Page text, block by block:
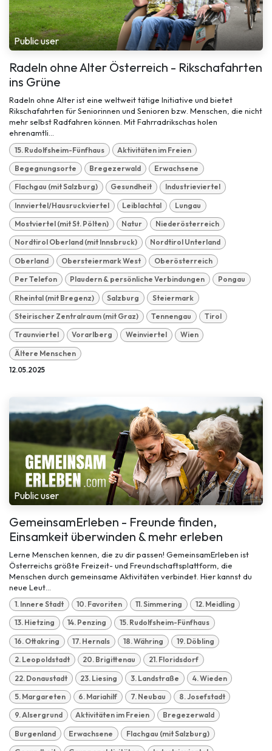
Public user
Radeln ohne Alter Österreich - Rikschafahrten
ins Grüne
Radeln ohne Alter ist eine weltweit tätige Initiative und bietet
Rikschafahrten für Seniorinnen und Senioren bzw. Menschen, die nicht
mehr selbst Radfahren können. Mit Fahrradrikschas holen
ehrenamtli...
15. Rudolfsheim-Fünfhaus Aktivitäten im Freien
Begegnungsorte Bregezerwald Erwachsene
Flachgau (mit Salzburg) Gesundheit Industrieviertel
Innviertel/Hausruckviertel Leiblachtal Lungau
Mostviertel (mit St. Pölten) Natur Niederösterreich
Nordtirol Oberland (mit Innsbruck) Nordtirol Unterland
Oberland Obersteiermark West Oberösterreich
Per Telefon Plaudern & persönliche Verbindungen Pongau
Rheintal (mit Bregenz) Salzburg Steiermark
Steirischer Zentralraum (mit Graz) Tennengau Tirol
Traunviertel Vorarlberg Weinviertel Wien
Ältere Menschen
12.05.2025
Public user
GemeinsamErleben - Freunde finden,
Einsamkeit überwinden & mehr erleben
Lerne Menschen kennen, die zu dir passen! GemeinsamErleben ist
Österreichs größte Freizeit- und Freundschaftsplattform, die
Menschen durch gemeinsame Aktivitäten verbindet. Hier kannst du
neue Leut...
1. Innere Stadt 10. Favoriten 11. Simmering 12. Meidling
13. Hietzing 14. Penzing 15. Rudolfsheim-Fünfhaus
16. Ottakring 17. Hernals 18. Währing 19. Döbling
2. Leopoldstadt 20. Brigittenau 21. Floridsdorf
22. Donaustadt 23. Liesing 3. Landstraße 4. Wieden
5. Margareten 6. Mariahilf 7. Neubau 8. Josefstadt
9. Alsergrund Aktivitäten im Freien Bregezerwald
Burgenland Erwachsene Flachgau (mit Salzburg)